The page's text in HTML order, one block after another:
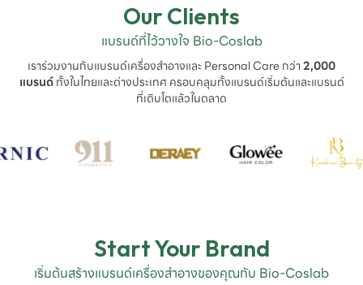
Our Clients
แบรนด์ที่ไว้วางใจ Bio-Coslab
เราร่วมงานกับแบรนด์เครื่องสำอางและ Personal Care กว่า2,000
แบรนด์ทั้งในไทยและต่างประเทศ ครอบคลุมทั้งแบรนด์เริ่มต้นและแบรนด์
ที่เติบโตแล้วในตลาด
Start Your Brand
เริ่มต้นสร้างแบรนด์เครื่องสำอางของคุณกับ Bio-Coslab